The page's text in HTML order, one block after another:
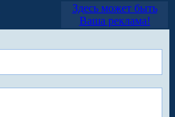
Здесь может быть
Ваша реклама!